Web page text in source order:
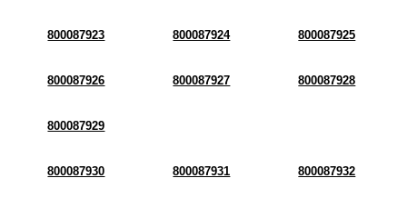
800087923 800087924 800087925
800087926 800087927 800087928
800087929
800087930 800087931 800087932